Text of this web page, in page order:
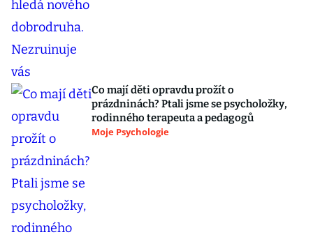
Co mají děti opravdu prožít o
prázdninách? Ptali jsme se psycholožky,
rodinného terapeuta a pedagogů
Moje Psychologie